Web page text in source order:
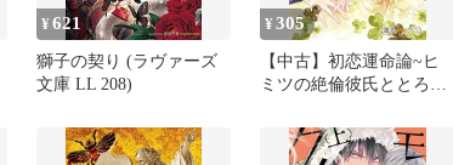
¥621
獅子の契り (ラヴァーズ
文庫 LL 208)
¥305
【中古】初恋運命論~ヒ
ミツの絶倫彼氏ととろと
すか?~ 上 (バンブーコミ
ックス 潤恋オトナセレク